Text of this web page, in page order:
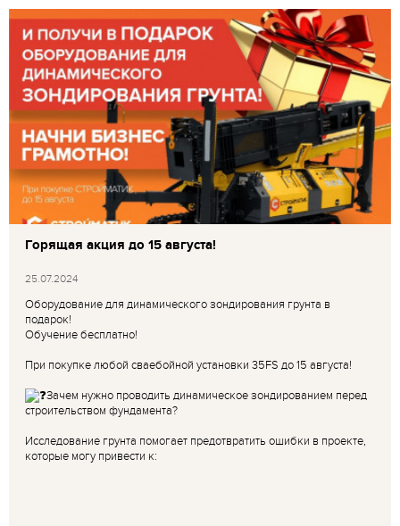
Горящая акция до 15 августа!
25.07.2024
Оборудование для динамического зондирования грунта в
подарок!
Обучение бесплатно!
При покупке любой сваебойной установки 35FS до 15 августа!
Зачем нужно проводить динамическое зондированием перед
строительством фундамента?
Исследование грунта помогает предотвратить ошибки в проекте,
которые могу привести к: